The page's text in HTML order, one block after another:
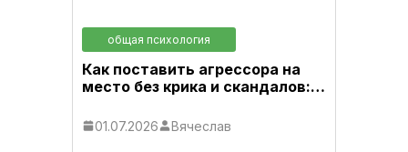
общая психология
Как поставить агрессора на
место без крика и скандалов:…
01.07.2026 Вячеслав